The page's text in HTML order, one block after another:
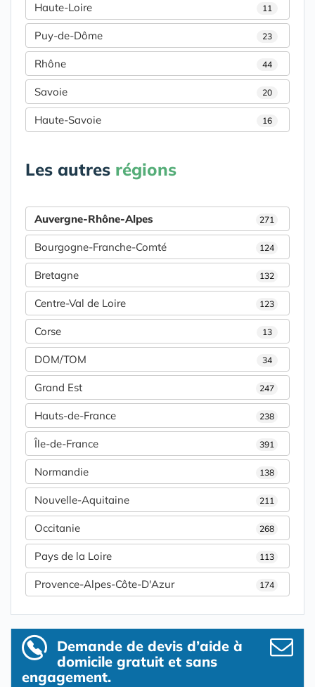
Haute-Loire 11
Puy-de-Dôme 23
Rhône 44
Savoie 20
Haute-Savoie 16
Les autres régions
Auvergne-Rhône-Alpes 271
Bourgogne-Franche-Comté 124
Bretagne 132
Centre-Val de Loire 123
Corse 13
DOM/TOM 34
Grand Est 247
Hauts-de-France 238
Île-de-France 391
Normandie 138
Nouvelle-Aquitaine 211
Occitanie 268
Pays de la Loire 113
Provence-Alpes-Côte-D'Azur 174
Demande de devis d’aide à
domicile gratuit et sans
engagement.